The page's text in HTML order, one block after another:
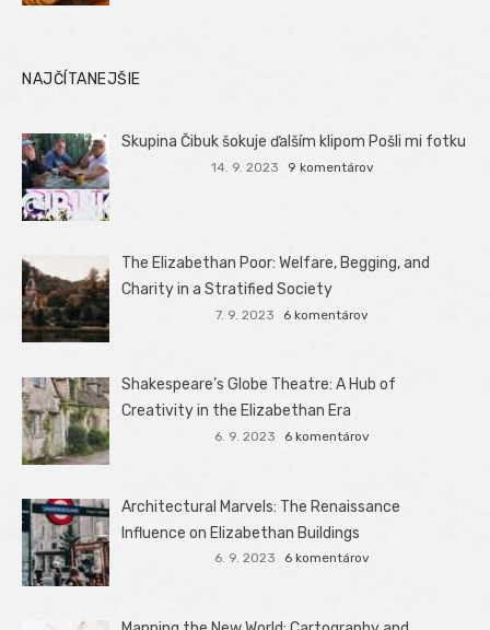
NAJČÍTANEJŠIE
Skupina Čibuk šokuje ďalším klipom Pošli mi fotku
14. 9. 2023 9 komentárov
The Elizabethan Poor: Welfare, Begging, and
Charity in a Stratified Society
7. 9. 2023 6 komentárov
Shakespeare’s Globe Theatre: A Hub of
Creativity in the Elizabethan Era
6. 9. 2023 6 komentárov
Architectural Marvels: The Renaissance
Influence on Elizabethan Buildings
6. 9. 2023 6 komentárov